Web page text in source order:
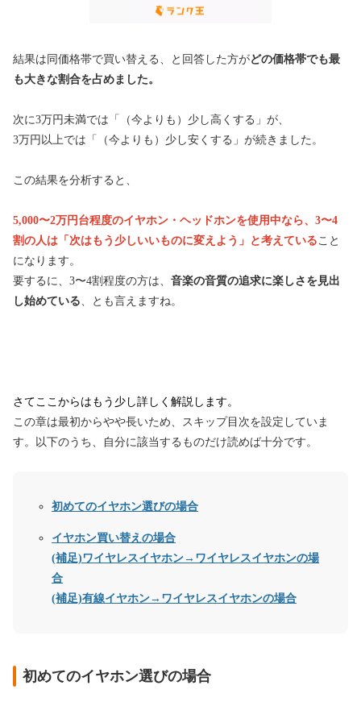
結果は同価格帯で買い替える、と回答した方がどの価格帯でも最
も大きな割合を占めました。
次に3万円未満では「（今よりも）少し高くする」が、
3万円以上では「（今よりも）少し安くする」が続きました。
この結果を分析すると、
5,000〜2万円台程度のイヤホン・ヘッドホンを使用中なら、3〜4
割の人は「次はもう少しいいものに変えよう」と考えている こと
になります。
要するに、3〜4割程度の方は、 音楽の音質の追求に楽しさを見出
し始めている 、とも言えますね。
さてここからはもう少し詳しく解説します。
この章は最初からやや長いため、スキップ目次を設定していま
す。以下のうち、自分に該当するものだけ読めば十分です。
初めてのイヤホン選びの場合
イヤホン買い替えの場合
(補足)ワイヤレスイヤホン→ワイヤレスイヤホンの場
合
(補足)有線イヤホン→ワイヤレスイヤホンの場合
初めてのイヤホン選びの場合